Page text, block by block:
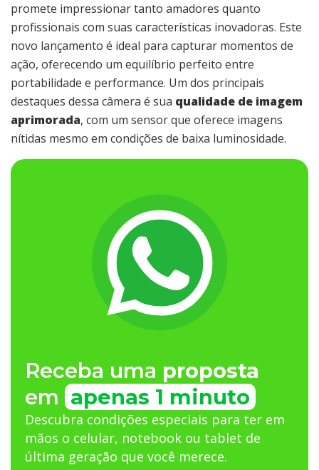
promete impressionar tanto amadores quanto
profissionais com suas características inovadoras. Este
novo lançamento é ideal para capturar momentos de
ação, oferecendo um equilíbrio perfeito entre
portabilidade e performance. Um dos principais
destaques dessa câmera é sua qualidade de imagem
aprimorada, com um sensor que oferece imagens
nítidas mesmo em condições de baixa luminosidade.
Receba uma proposta
em apenas 1 minuto
Descubra condições especiais para ter em
mãos o celular, notebook ou tablet de
última geração que você merece.